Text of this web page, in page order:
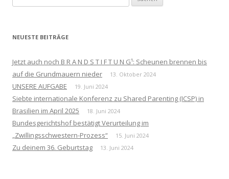
nach:
NEUESTE BEITRÄGE
Jetzt auch noch B R A N D S T I F T U N G¹: Scheunen brennen bis
auf die Grundmauern nieder
13. Oktober 2024
UNSERE AUFGABE 19. Juni 2024
Siebte internationale Konferenz zu Shared Parenting (ICSP) in
Brasilien im April 2025
18. Juni 2024
Bundesgerichtshof bestätigt Verurteilung im
„Zwillingsschwestern-Prozess“
15. Juni 2024
Zu deinem 36. Geburtstag 13. Juni 2024